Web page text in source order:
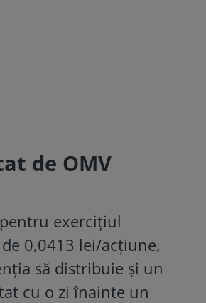
de OMV
exercițiul
0,0413 lei/acțiune,
să distribuie și un
cu o zi înainte un